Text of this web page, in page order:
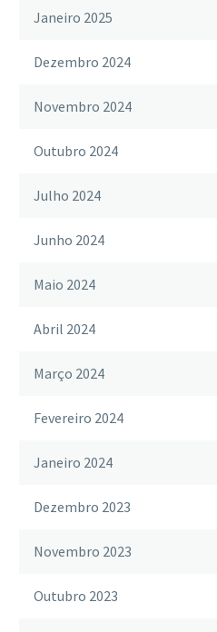
Janeiro 2025
Dezembro 2024
Novembro 2024
Outubro 2024
Julho 2024
Junho 2024
Maio 2024
Abril 2024
Março 2024
Fevereiro 2024
Janeiro 2024
Dezembro 2023
Novembro 2023
Outubro 2023